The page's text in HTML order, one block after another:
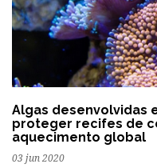
Algas desenvolvidas
proteger recifes de
aquecimento global
03 jun 2020